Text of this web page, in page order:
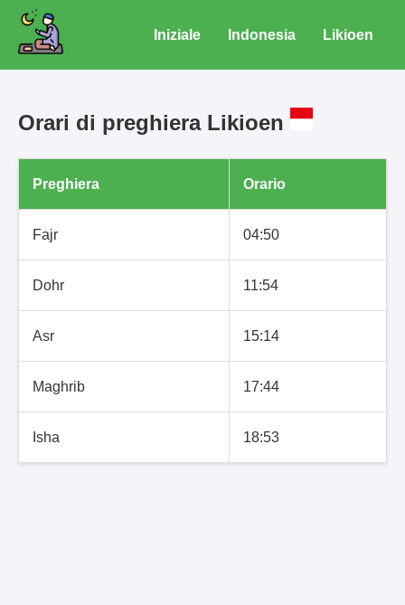
Iniziale Indonesia Likioen
Orari di preghiera Likioen
Preghiera Orario
Fajr 04:50
Dohr 11:54
Asr 15:14
Maghrib 17:44
Isha 18:53